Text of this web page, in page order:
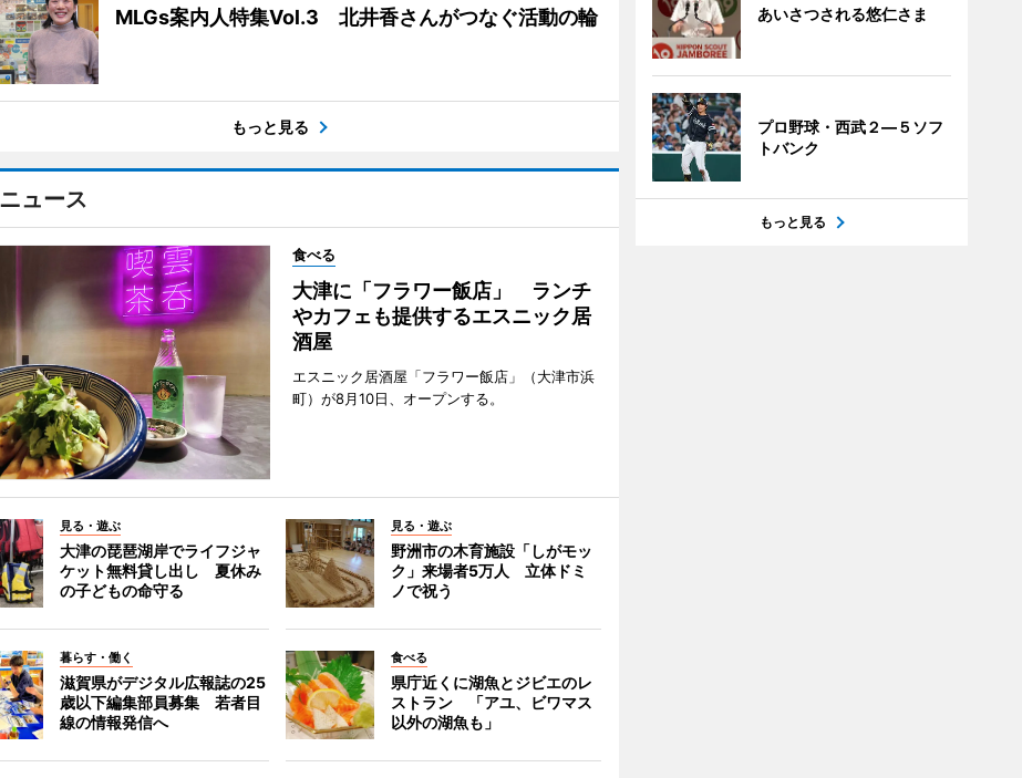
MLGs案内人特集Vol.3 北井香さんがつなぐ活動の輪
もっと見る
ュース
食べる
大津に「フラワー飯店」 ランチ
やカフェも提供するエスニック居
酒屋
エスニック居酒屋「フラワー飯店」（大津市浜
町）が8月10日、オープンする。
見る・遊ぶ
大津の琵琶湖岸でライフジャ
ケット無料貸し出し 夏休み
の子どもの命守る
見る・遊ぶ
野洲市の木育施設「しがモッ
ク」来場者5万人 立体ドミ
ノで祝う
暮らす・働く
滋賀県がデジタル広報誌の25
歳以下編集部員募集 若者目
線の情報発信へ
食べる
県庁近くに湖魚とジビエのレ
ストラン 「アユ、ビワマス
以外の湖魚も」
あいさつされる悠仁さま
プロ野球・西武２―５ソフ
トバンク
もっと見る